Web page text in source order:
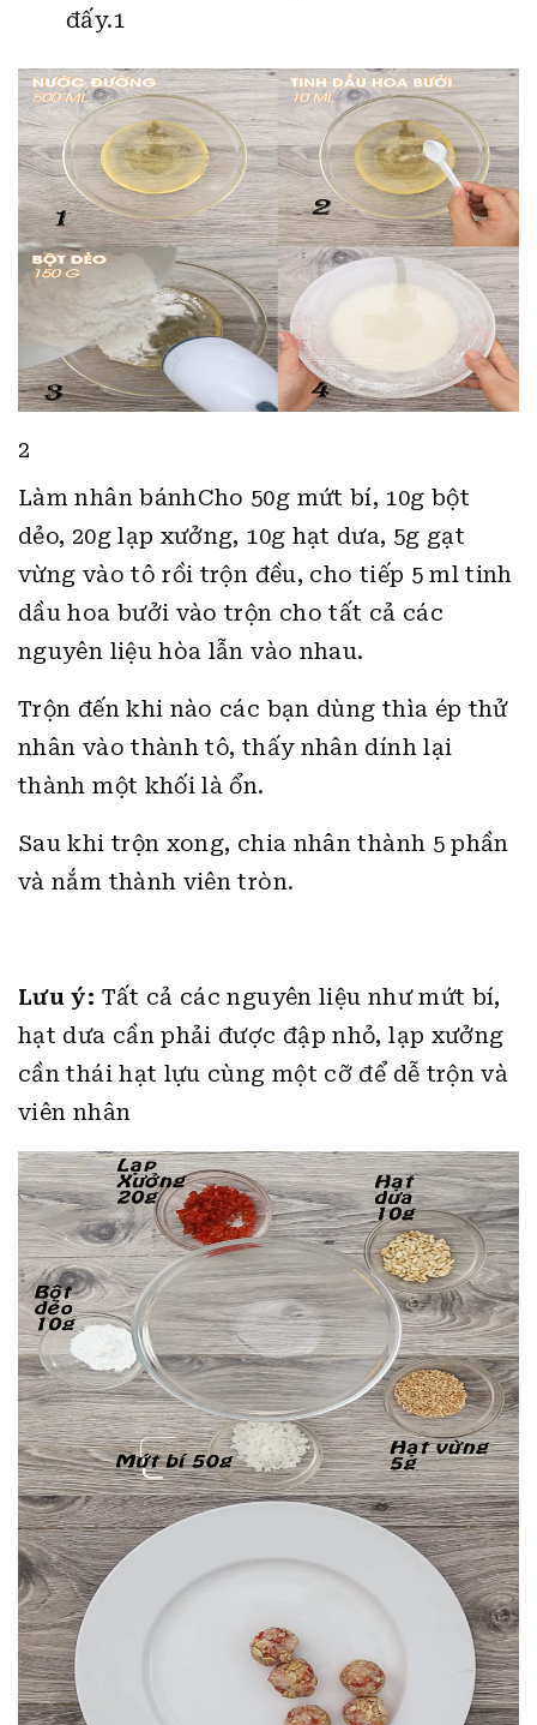
đấy.1
2
Làm nhân bánhCho 50g mứt bí, 10g bột
dẻo, 20g lạp xưởng, 10g hạt dưa, 5g gạt
vừng vào tô rồi trộn đều, cho tiếp 5 ml tinh
dầu hoa bưởi vào trộn cho tất cả các
nguyên liệu hòa lẫn vào nhau.
Trộn đến khi nào các bạn dùng thìa ép thử
nhân vào thành tô, thấy nhân dính lại
thành một khối là ổn.
Sau khi trộn xong, chia nhân thành 5 phần
và nắm thành viên tròn.
Lưu ý: Tất cả các nguyên liệu như mứt bí,
hạt dưa cần phải được đập nhỏ, lạp xưởng
cần thái hạt lựu cùng một cỡ để dễ trộn và
viên nhân